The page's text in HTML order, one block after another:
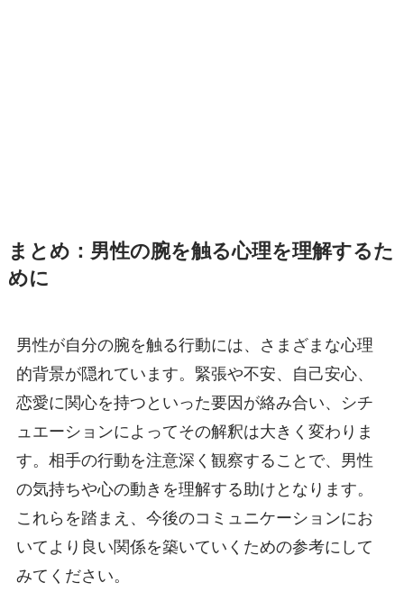
まとめ：男性の腕を触る心理を理解するた
めに
男性が自分の腕を触る行動には、さまざまな心理
的背景が隠れています。緊張や不安、自己安心、
恋愛に関心を持つといった要因が絡み合い、シチ
ュエーションによってその解釈は大きく変わりま
す。相手の行動を注意深く観察することで、男性
の気持ちや心の動きを理解する助けとなります。
これらを踏まえ、今後のコミュニケーションにお
いてより良い関係を築いていくための参考にして
みてください。